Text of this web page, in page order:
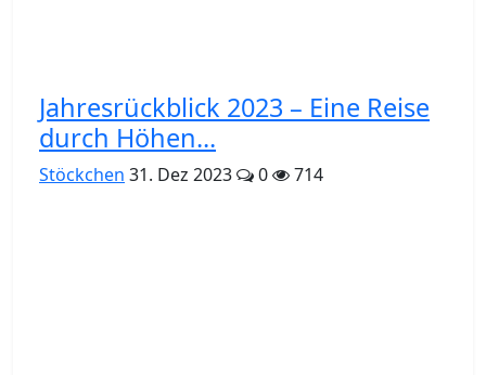
Jahresrückblick 2023 – Eine Reise
durch Höhen...
Stöckchen 31. Dez 2023 0 714